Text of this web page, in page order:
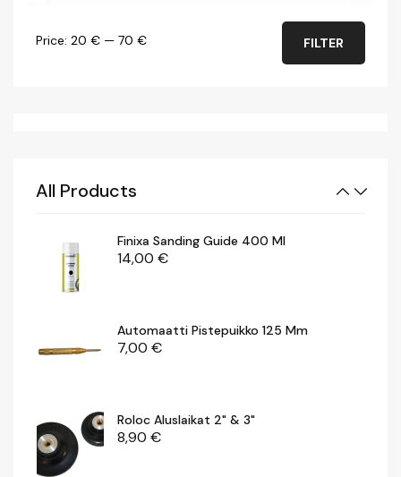
Min
Max
FILTER
Price: 20 € — 70 €
All Products
Motip Kylmä- / Irrotusspray 500 Ml
Finixa Sanding Guide 400 Ml
14,00 €
Automaatti Pistepuikko 125 Mm
7,00 €
Roloc Aluslaikat 2" & 3"
8,90 €